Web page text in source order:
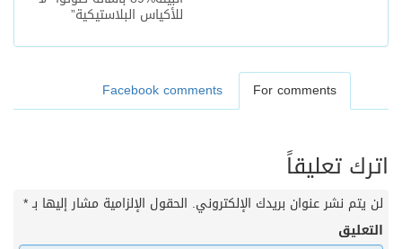
للأكياس البلاستيكية”
For comments
Facebook comments
اترك تعليقاً
لن يتم نشر عنوان بريدك الإلكتروني. الحقول الإلزامية مشار إليها بـ*
التعليق